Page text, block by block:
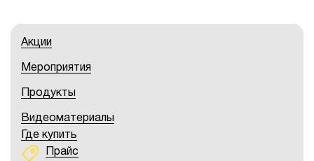
Акции
Мероприятия
Продукты
Видеоматериалы
Где купить
Прайс